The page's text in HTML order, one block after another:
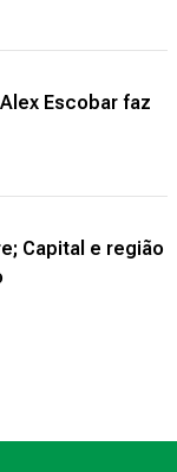
Escobar faz
Capital e região